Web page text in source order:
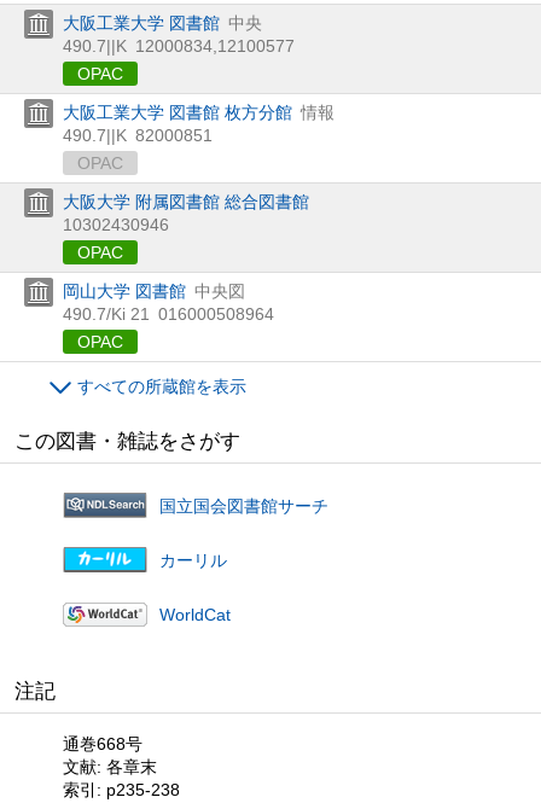
大阪工業大学 図書館 中央
490.7||K 12000834,12100577
OPAC
大阪工業大学 図書館 枚方分館 情報
490.7||K 82000851
OPAC
大阪大学 附属図書館 総合図書館
10302430946
OPAC
岡山大学 図書館 中央図
490.7/Ki 21
016000508964
OPAC
すべての所蔵館を表示
この図書・雑誌をさがす
国立国会図書館サーチ
カーリル
WorldCat
注記
通巻668号
文献: 各章末
索引: p235-238